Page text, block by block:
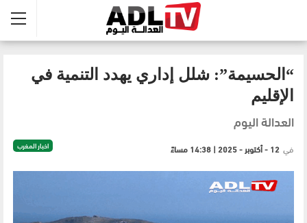
“الحسيمة”: شلل إداري يهدد التنمية في
الإقليم
العدالة اليوم
اخبار المغرب في 12 - أكتوبر - 2025 | 14:38 مساءً